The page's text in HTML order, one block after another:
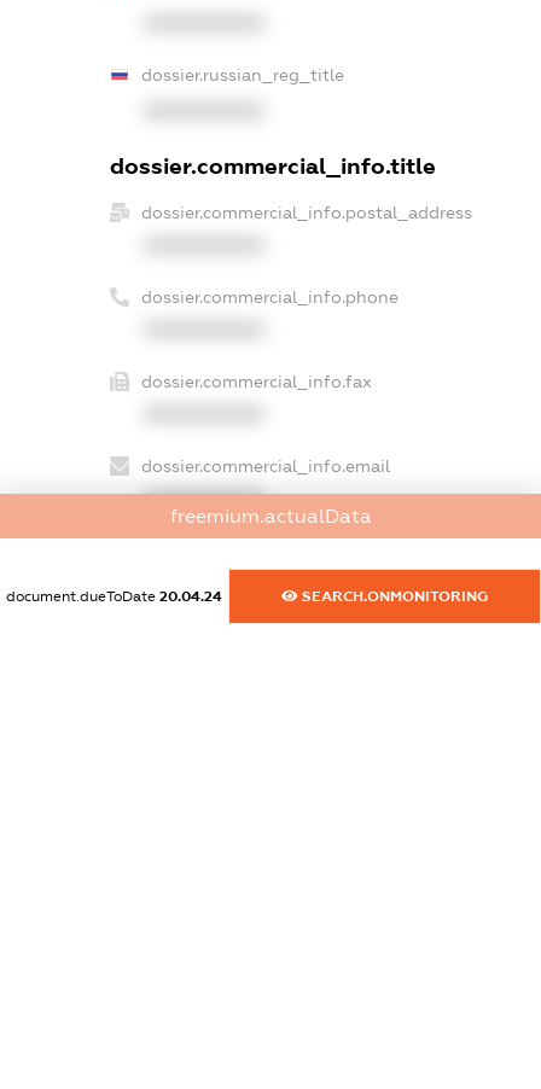
dossier.russian_reg_title
dossier.commercial_info.title
dossier.commercial_info.postal_address
dossier.commercial_info.phone
dossier.commercial_info.fax
dossier.commercial_info.email
XXXXXXXXXX
freemium.actualData
document.dueToDate 20.04.24 SEARCH.ONMONITORING